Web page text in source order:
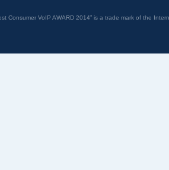
Consumer VoIP AWARD 2014” is a trade mark of the